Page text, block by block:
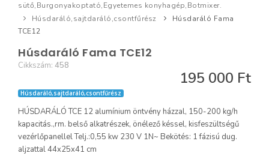
sütő,Burgonyakoptató,Egyetemes konyhagép,Botmixer.
Húsdaráló,sajtdaráló,csontfűrész
Húsdaráló Fama
TCE12
Húsdaráló Fama TCE12
Cikkszám: 458
195 000 Ft
Húsdaráló,sajtdaráló,csontfűrész
HÚSDARÁLÓ TCE 12 alumínium öntvény házzal, 150-200 kg/h
kapacitás.,rm. belső alkatrészek, önélező késsel, kisfeszültségű
vezérlőpanellel Telj.:0,55 kw 230 V 1N~ Bekötés: 1 fázisú dug.
aljzattal 44x25x41 cm